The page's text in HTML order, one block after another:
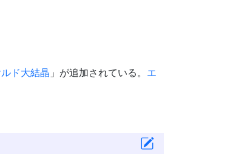
ド大結晶 」が追加されている。 エ